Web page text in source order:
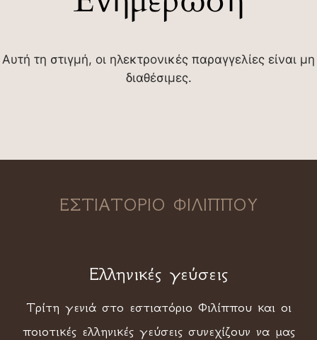
Αυτή τη στιγμή, οι ηλεκτρονικές παραγγελίες είναι μη
διαθέσιμες.
ΕΣΤΙΑΤΟΡΙΟ ΦΙΛΙΠΠΟΥ
Ελληνικές γεύσεις
Τρίτη γενιά στο εστιατόριο Φιλίππου και οι
ποιοτικές ελληνικές γεύσεις συνεχίζουν να μας